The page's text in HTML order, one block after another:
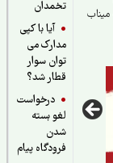
تخمدان
آیا با کپی
مدارک می
توان سوار
قطار شد؟
درخواست
لغو بسته
فرودگاه پیام